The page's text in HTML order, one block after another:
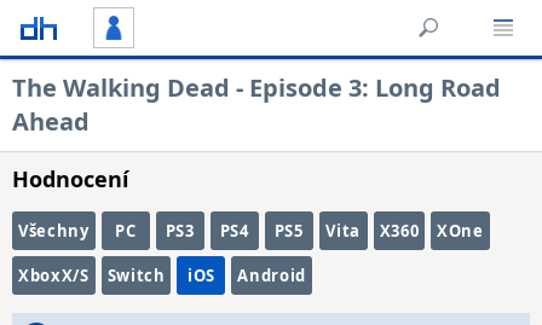
The Walking Dead - Episode 3: Long Road
Ahead
Hodnocení
Všechny PC PS3 PS4 PS5 Vita X360 XOne
XboxX/S Switch iOS Android